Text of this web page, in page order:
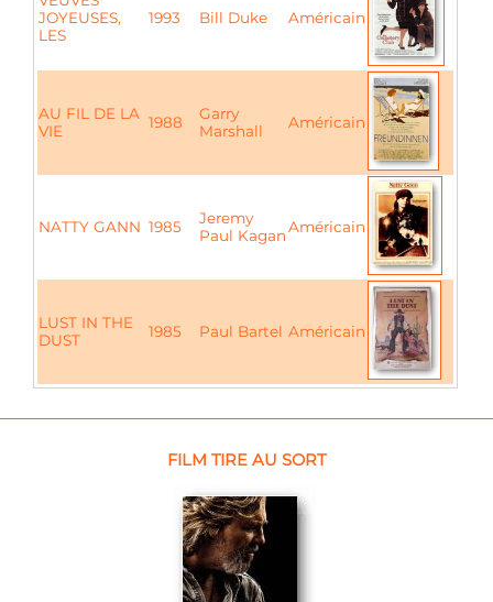
JOYEUSES,
LES
1993 Bill Duke Américain
AU FIL DE LA
VIE
1988
Garry
Marshall
Américain
NATTY GANN 1985
Jeremy
Paul KaganAméricain
LUST IN THE
DUST
1985 Paul Bartel Américain
FILM TIRE AU SORT